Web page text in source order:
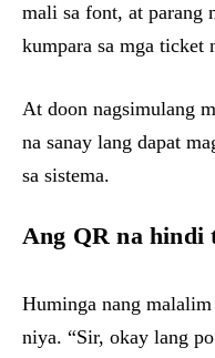
mali sa font, at parang
kumpara sa mga ticket
At doon nagsimulang
na sanay lang dapat
sa sistema.
Ang QR na hindi
Huminga nang
niya. “Sir, okay lang